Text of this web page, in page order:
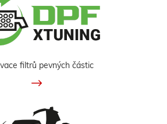
filtrů pevných částic